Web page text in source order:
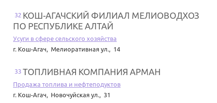
32 КОШ-АГАЧСКИЙ ФИЛИАЛ МЕЛИОВОДХОЗ
ПО РЕСПУБЛИКЕ АЛТАЙ
Усуги в сфере сельского хозяйства
г. Кош-Агач, Мелиоративная ул., 14
33 ТОПЛИВНАЯ КОМПАНИЯ АРМАН
Продажа топлива и нефтеподуктов
г. Кош-Агач, Новочуйская ул., 31